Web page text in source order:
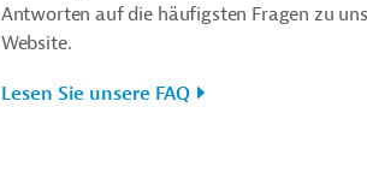
Antworten auf die häufigsten Fragen zu
Website.
Lesen Sie unsere FAQ